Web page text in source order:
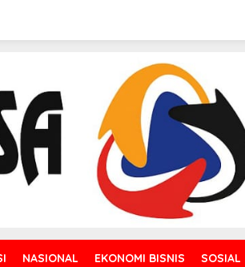
NASIONAL EKONOMI BISNIS SOSIAL